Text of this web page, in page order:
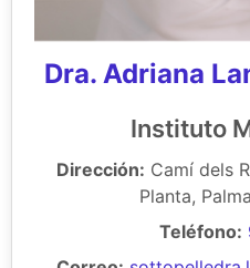
Dra. Adriana
Instituto
Dirección: Camí dels
Planta,
Teléfono: